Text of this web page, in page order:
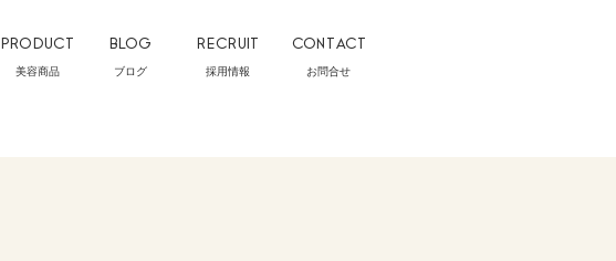
PRODUCT
美容商品
BLOG
ブログ
RECRUIT
採用情報
CONTACT
お問合せ